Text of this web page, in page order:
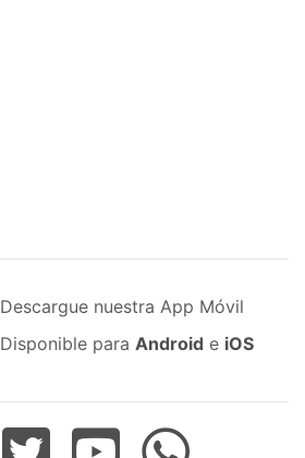
Descargue nuestra App Móvil
Disponible para Android e iOS